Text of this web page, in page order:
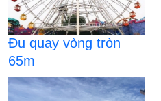
Đu quay vòng tròn
65m